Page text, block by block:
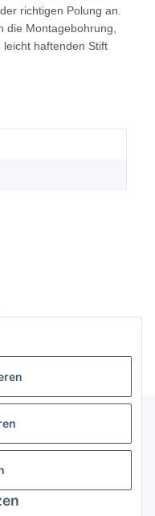
richtigen Polung an.
die Montagebohrung,
haftenden Stift